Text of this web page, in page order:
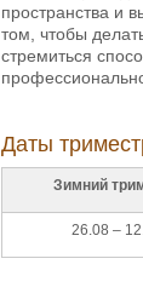
пространства и
том, чтобы
стремиться
Даты
Зимний
26.08 –